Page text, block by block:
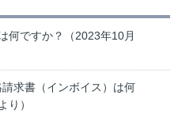
何ですか？（2023年10月
求書（インボイス）は何
り）